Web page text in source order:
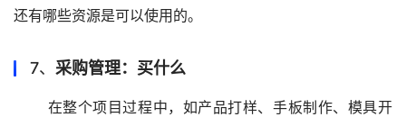
还有哪些资源是可以使用的。
7、 采购管理：买什么
在整个项目过程中，如产品打样、手板制作、模具开